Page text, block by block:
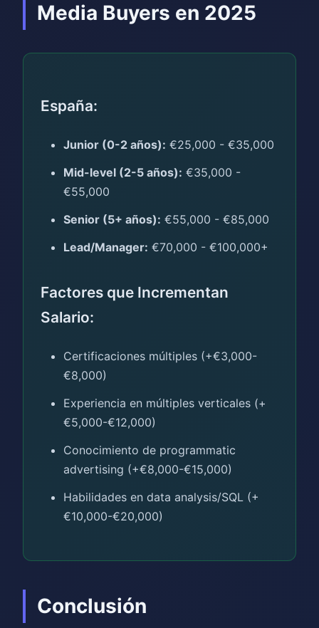
Media Buyers en 2025
España:
Junior (0-2 años): €25,000 - €35,000
Mid-level (2-5 años): €35,000 -
€55,000
Senior (5+ años): €55,000 - €85,000
Lead/Manager: €70,000 - €100,000+
Factores que Incrementan
Salario:
Certificaciones múltiples (+€3,000-
€8,000)
Experiencia en múltiples verticales (+
€5,000-€12,000)
Conocimiento de programmatic
advertising (+€8,000-€15,000)
Habilidades en data analysis/SQL (+
€10,000-€20,000)
Conclusión